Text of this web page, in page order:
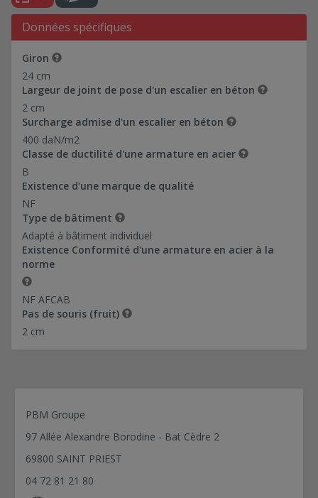
10*93-Ref 0374031
10*94-Ref 0374023
Hauteur de marche : 17,33 cm
20*130-Ref 0374037
20*183,46-Ref 0374036
60*97,20-Ref 0374039
Données spécifiques
Giron
24 cm
Largeur de joint de pose d'un escalier en béton
2 cm
Surcharge admise d'un escalier en béton
400 daN/m2
Classe de ductilité d'une armature en acier
B
Existence d'une marque de qualité
NF
Type de bâtiment
Adapté à bâtiment individuel
Existence Conformité d'une armature en acier à la
norme
NF AFCAB
Pas de souris (fruit)
2 cm
PBM Groupe
97 Allée Alexandre Borodine - Bat Cèdre 2
69800 SAINT PRIEST
04 72 81 21 80